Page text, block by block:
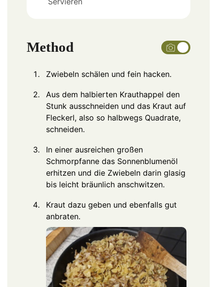
Method
Zwiebeln schälen und fein hacken.
Aus dem halbierten Krauthappel den
Stunk ausschneiden und das Kraut auf
Fleckerl, also so halbwegs Quadrate,
schneiden.
In einer ausreichen großen
Schmorpfanne das Sonnenblumenöl
erhitzen und die Zwiebeln darin glasig
bis leicht bräunlich anschwitzen.
Kraut dazu geben und ebenfalls gut
anbraten.